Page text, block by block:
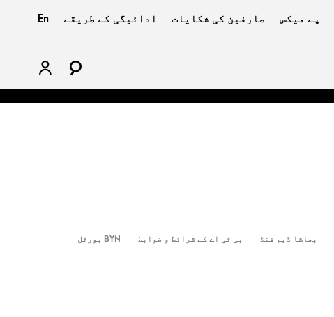
پے میکس صارفین کی شکایات ادائیگی کے طریقے En
بھاشا ڈیم فنڈ پی ٹی اے کے شرائط و ضوابط BYN پورٹل